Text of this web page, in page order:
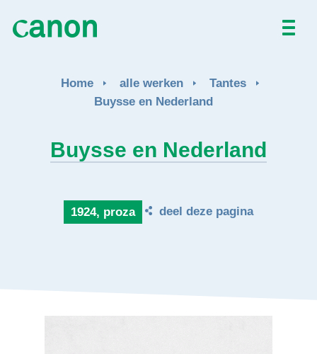
Home alle werken
Tantes
Buysse en Nederland
Buysse en Nederland
1924, proza deel deze pagina